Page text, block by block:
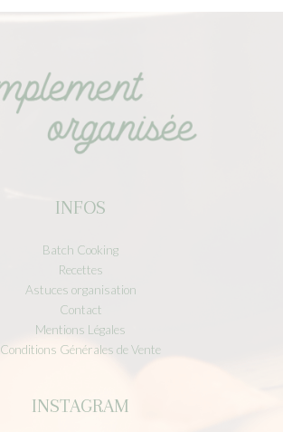
INFOS
Batch Cooking
Recettes
Astuces organisation
Contact
Mentions Légales
Conditions Générales de Vente
INSTAGRAM